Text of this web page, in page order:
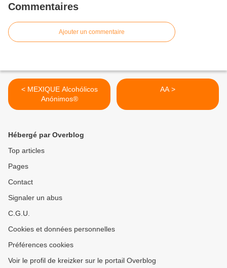
Commentaires
Ajouter un commentaire
< MEXIQUE Alcohólicos
Anónimos®
AA >
Hébergé par Overblog
Top articles
Pages
Contact
Signaler un abus
C.G.U.
Cookies et données personnelles
Préférences cookies
Voir le profil de kreizker sur le portail Overblog